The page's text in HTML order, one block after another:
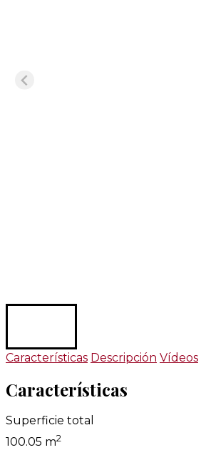
Características Descripción Vídeos
Características
Superficie total
100.05 m2